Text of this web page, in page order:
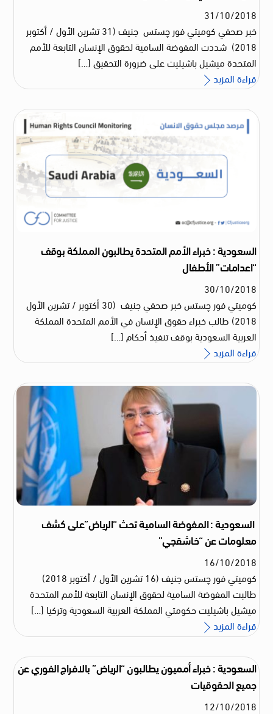
31/10/2018
خبر صحفي كوميتي فور چستس جنيف (31 تشرين الأول / أكتوبر
2018) شددت المفوضة السامية لحقوق الإنسان التابعة للأمم
المتحدة ميشيل باشيليت على ضرورة التحقيق […]
قراءة المزيد
السعودية : خبراء الأمم المتحدة يطالبون المملكة بوقف
“اعدامات” الأطفال
30/10/2018
كوميتي فور چستس خبر صحفي جنيف (30 أكتوبر / تشرين الأول
2018) طالب خبراء حقوق الإنسان في الأمم المتحدة المملكة
العربية السعودية بوقف تنفيذ أحكام […]
قراءة المزيد
السعودية : المفوضة السامية تحث “الرياض”على كشف
معلومات عن “خاشقجي”
16/10/2018
كوميتي فور چستس جنيف (16 تشرين الأول / أكتوبر 2018)
طالبت المفوضة السامية لحقوق الإنسان التابعة للأمم المتحدة
ميشيل باشيليت حكومتي المملكة العربية السعودية وتركيا […]
قراءة المزيد
السعودية : خبراء أمميون يطالبون “الرياض” بالافراج الفوري عن
جميع الحقوقيات
12/10/2018